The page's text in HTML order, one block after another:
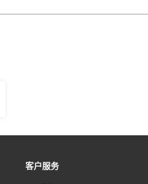
客户服务